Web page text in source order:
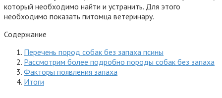
который необходимо найти и устранить. Для этого
необходимо показать питомца ветеринару.
Содержание
Перечень пород собак без запаха псины
Рассмотрим более подробно породы собак без запаха
Факторы появления запаха
Итоги